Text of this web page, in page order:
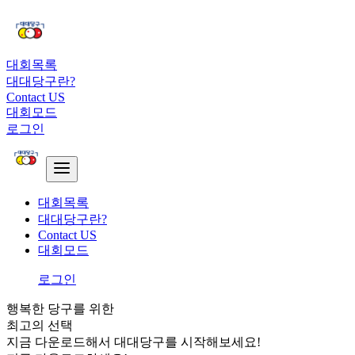
대회목록
대대당구란?
Contact US
대회모드
로그인
대회목록
대대당구란?
Contact US
대회모드
로그인
행복한 당구를 위한
최고의 선택
지금 다운로드해서 대대당구를 시작해보세요!